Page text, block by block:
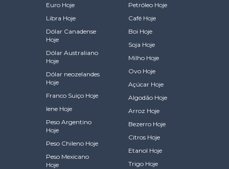
Euro Hoje
Libra Hoje
Dólar Canadense
Hoje
Dólar Australiano
Hoje
Dólar neozelandes
Hoje
Franco Suiço Hoje
Iene Hoje
Peso Argentino
Hoje
Peso Chileno Hoje
Peso Mexicano
Hoje
Petróleo Hoje
Café Hoje
Boi Hoje
Soja Hoje
Milho Hoje
Ovo Hoje
Açúcar Hoje
Algodão Hoje
Arroz Hoje
Bezerro Hoje
Citros Hoje
Etanol Hoje
Trigo Hoje